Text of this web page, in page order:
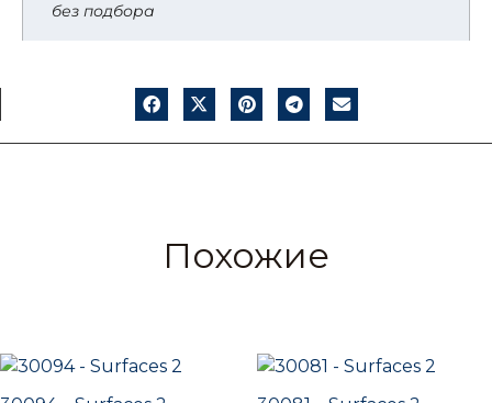
без подбора
Похожие